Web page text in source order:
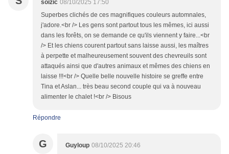
soizic 08/10/2025 17:50
Superbes clichés de ces magnifiques couleurs automnales,
j'adore.<br /> Les gens sont partout tous les mêmes, ici aussi
dans les forêts, on se demande ce qu'ils viennent y faire...<br
/> Et les chiens courent partout sans laisse aussi, les maîtres
à perpette et malheureusement souvent des chevreuils sont
attaqués ainsi que d'autres animaux et mêmes des chiens en
laisse !!!<br /> Quelle belle nouvelle histoire se greffe entre
Tina et Aslan... très beau second couple qui va à nouveau
alimenter le chalet !<br /> Bisous
Répondre
G Guyloup 08/10/2025 20:46